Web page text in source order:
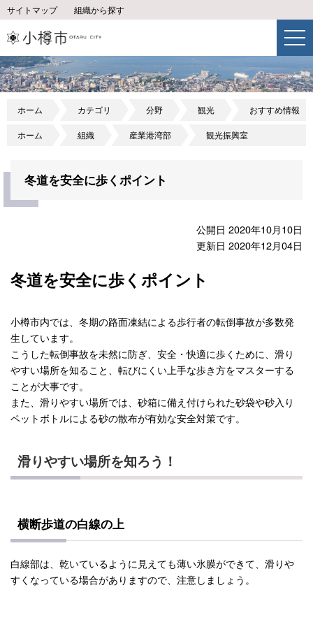
サイトマップ 組織から探す
ホーム カテゴリ 分野 観光 おすすめ情報
ホーム 組織 産業港湾部 観光振興室
冬道を安全に歩くポイント
公開日 2020年10月10日
更新日 2020年12月04日
冬道を安全に歩くポイント
小樽市内では、冬期の路面凍結による歩行者の転倒事故が多数発
生しています。
こうした転倒事故を未然に防ぎ、安全・快適に歩くために、滑り
やすい場所を知ること、転びにくい上手な歩き方をマスターする
ことが大事です。
また、滑りやすい場所では、砂箱に備え付けられた砂袋や砂入り
ペットボトルによる砂の散布が有効な安全対策です。
滑りやすい場所を知ろう！
横断歩道の白線の上
白線部は、乾いているように見えても薄い氷膜ができて、滑りや
すくなっている場合がありますので、注意しましょう。